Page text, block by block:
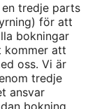
tredje parts
för att
bokningar
kommer att
oss. Vi är
tredje
ansvar
bokning,